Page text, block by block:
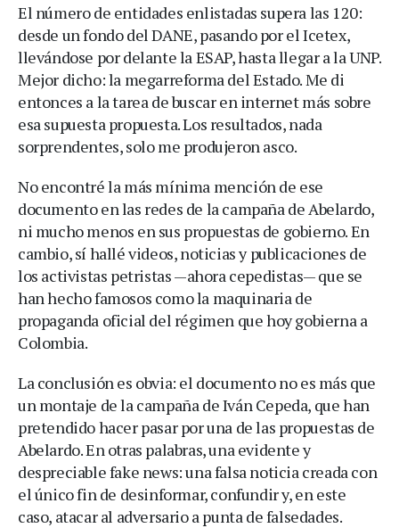
El número de entidades enlistadas supera las 120:
desde un fondo del DANE, pasando por el Icetex,
llevándose por delante la ESAP, hasta llegar a la UNP.
Mejor dicho: la megarreforma del Estado. Me di
entonces a la tarea de buscar en internet más sobre
esa supuesta propuesta. Los resultados, nada
sorprendentes, solo me produjeron asco.
No encontré la más mínima mención de ese
documento en las redes de la campaña de Abelardo,
ni mucho menos en sus propuestas de gobierno. En
cambio, sí hallé videos, noticias y publicaciones de
los activistas petristas —ahora cepedistas— que se
han hecho famosos como la maquinaria de
propaganda oficial del régimen que hoy gobierna a
Colombia.
La conclusión es obvia: el documento no es más que
un montaje de la campaña de Iván Cepeda, que han
pretendido hacer pasar por una de las propuestas de
Abelardo. En otras palabras, una evidente y
despreciable fake news: una falsa noticia creada con
el único fin de desinformar, confundir y, en este
caso, atacar al adversario a punta de falsedades.